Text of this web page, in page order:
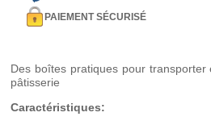
PAIEMENT SÉCURISÉ
Des boîtes pratiques pour
pâtisserie
Caractéristiques: